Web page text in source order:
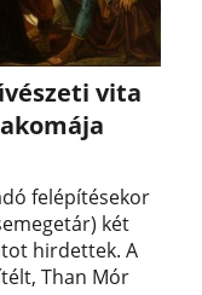
vita
felépítésekor
két
hirdettek. A
Than Mór